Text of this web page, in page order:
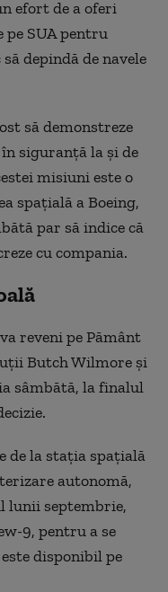
efort de a oferi
SUA pentru
depindă de navele
să demonstreze
siguranță la și de
misiuni este o
spațială a Boeing,
par să indice că
cu compania.
reveni pe Pământ
Butch Wilmore şi
sâmbătă, la finalul
de la staţia spaţială
autonomă,
lunii septembrie,
9, pentru a se
disponibil pe